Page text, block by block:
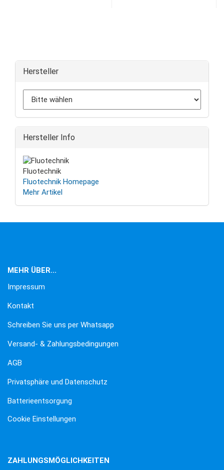
Hersteller
Hersteller Info
Fluotechnik
Fluotechnik Homepage
Mehr Artikel
MEHR ÜBER...
Impressum
Kontakt
Schreiben Sie uns per Whatsapp
Versand- & Zahlungsbedingungen
AGB
Privatsphäre und Datenschutz
Batterieentsorgung
Cookie Einstellungen
ZAHLUNGSMÖGLICHKEITEN